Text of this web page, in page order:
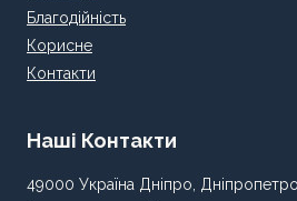
Благодійність
Корисне
Контакти
Наші Контакти
49000 Україна Дніпро,